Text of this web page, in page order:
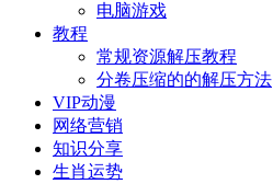
电脑游戏
教程
常规资源解压教程
分卷压缩的的解压方法
VIP动漫
网络营销
知识分享
生肖运势